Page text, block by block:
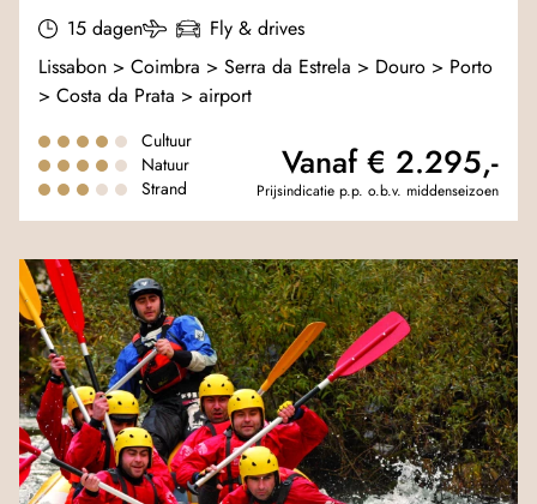
15 dagen
Fly & drives
Lissabon > Coimbra > Serra da Estrela > Douro > Porto
> Costa da Prata > airport
Cultuur
Natuur
Strand
Vanaf € 2.295,-
Prijsindicatie p.p. o.b.v. middenseizoen